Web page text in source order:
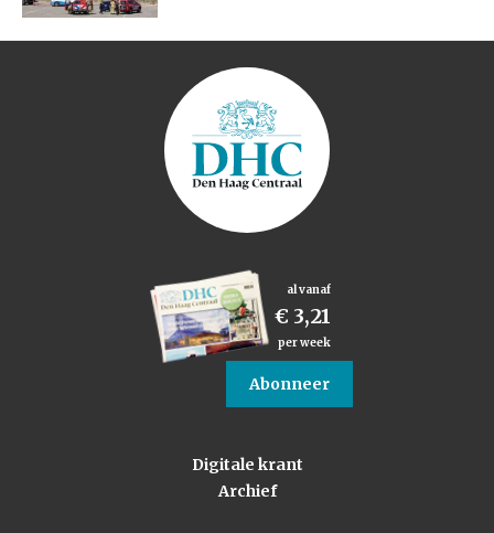
al vanaf
€ 3,21
per week
Abonneer
Digitale krant
Archief